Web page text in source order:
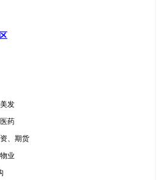
发
药
、期货
业